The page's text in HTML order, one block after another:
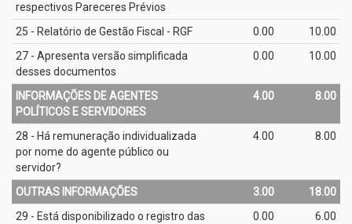
respectivos Pareceres Prévios
25 - Relatório de Gestão Fiscal - RGF 0.00
10.00
27 - Apresenta versão simplificada
desses documentos
0.00 10.00
INFORMAÇÕES DE AGENTES
POLÍTICOS E SERVIDORES
4.00 8.00
28 - Há remuneração individualizada
por nome do agente público ou
servidor?
4.00 8.00
OUTRAS INFORMAÇÕES 3.00
18.00
29 - Está disponibilizado o registro das
0.00 6.00